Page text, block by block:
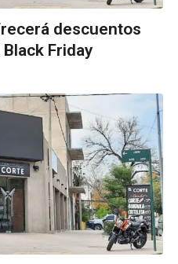
descuentos
Friday